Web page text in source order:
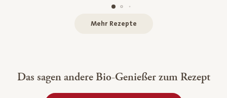
Mehr Rezepte
Das sagen andere Bio-Genießer zum Rezept